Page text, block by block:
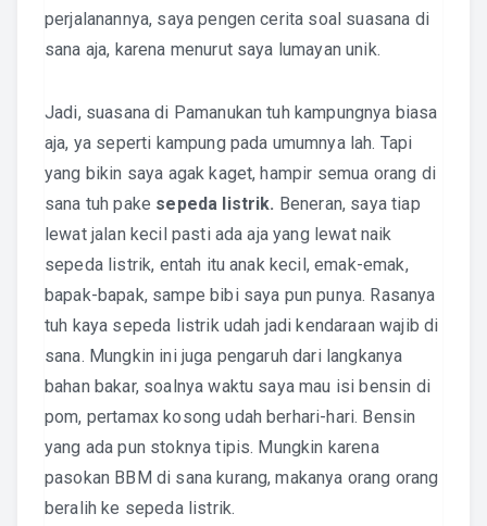
perjalanannya, saya pengen cerita soal suasana di
sana aja, karena menurut saya lumayan unik.
Jadi, suasana di Pamanukan tuh kampungnya biasa
aja, ya seperti kampung pada umumnya lah. Tapi
yang bikin saya agak kaget, hampir semua orang di
sana tuh pake sepeda listrik. Beneran, saya tiap
lewat jalan kecil pasti ada aja yang lewat naik
sepeda listrik, entah itu anak kecil, emak-emak,
bapak-bapak, sampe bibi saya pun punya. Rasanya
tuh kaya sepeda listrik udah jadi kendaraan wajib di
sana. Mungkin ini juga pengaruh dari langkanya
bahan bakar, soalnya waktu saya mau isi bensin di
pom, pertamax kosong udah berhari-hari. Bensin
yang ada pun stoknya tipis. Mungkin karena
pasokan BBM di sana kurang, makanya orang orang
beralih ke sepeda listrik.